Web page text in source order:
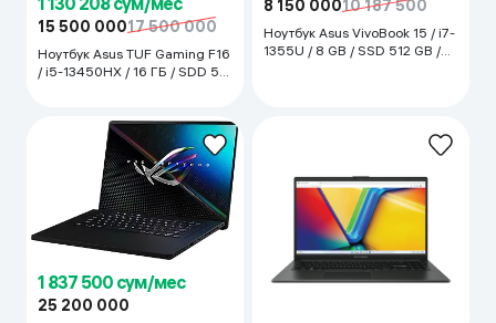
15 500 00017 500 000
Ноутбук Asus TUF Gaming F16
/ i5-13450HX / 16 ГБ / SDD 512
8 150 00010 187 500
Ноутбук Asus VivoBook 15 / i7-
1355U / 8 GB / SSD 512 GB /
1 837 500 сум/мес
25 200 000